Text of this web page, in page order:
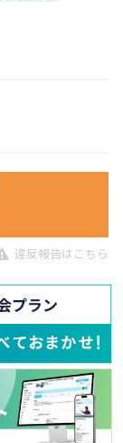
違反報告はこちら